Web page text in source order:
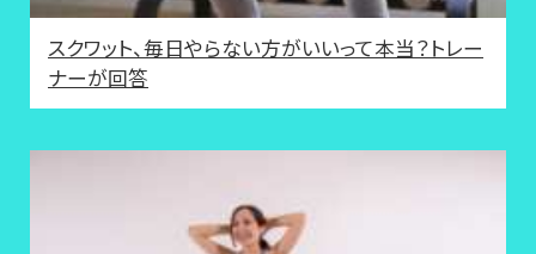
スクワット、毎日やらない方がいいって本当？トレー
ナーが回答